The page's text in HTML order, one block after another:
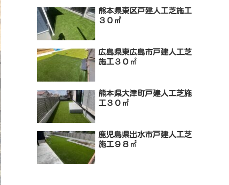
熊本県東区戸建人工芝施工
３０㎡
広島県東広島市戸建人工芝
施工３０㎡
熊本県大津町戸建人工芝施
工３０㎡
鹿児島県出水市戸建人工芝
施工９８㎡